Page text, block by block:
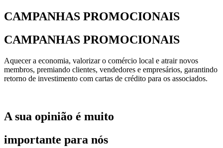
CAMPANHAS PROMOCIONAIS
CAMPANHAS PROMOCIONAIS
Aquecer a economia, valorizar o comércio local e atrair novos
membros, premiando clientes, vendedores e empresários, garantindo
retorno de investimento com cartas de crédito para os associados.
A sua opinião é muito
importante para nós